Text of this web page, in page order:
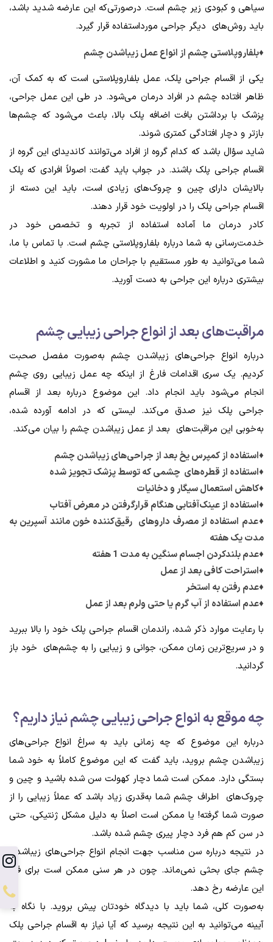
سیاهی و کبودی زیر چشم است. درصورتی‌که این عارضه شدید باشد،
باید روش‌های دیگر جراحی مورداستفاده قرار گیرد.
♦بلفاروپلاستی چشم از انواع عمل زیباشدن چشم
یکی از اقسام جراحی پلک، عمل بلفاروپلاستی است که به کمک آن،
ظاهر افتاده چشم در افراد درمان می‌شود. در طی این عمل جراحی،
پزشک با برداشتن بافت اضافه پلک بالا، باعث می‌شود که چشم‌ها
بازتر و دچار افتادگی کمتری شوند.
شاید سؤال باشد که کدام گروه از افراد می‌توانند کاندیدای این گروه از
اقسام جراحی پلک باشند. در جواب باید گفت: اصولاً افرادی که پلک
بالایشان دارای چین و چروک‌های زیادی است، باید این دسته از
اقسام جراحی پلک را در اولویت خود قرار دهند.
کادر درمان ما آماده استفاده از تجربه و تخصص خود در
خدمت‌رسانی به شما درباره بلفاروپلاستی چشم است. با تماس با ما،
شما می‌توانید به طور مستقیم با جراحان ما مشورت کنید و اطلاعات
بیشتری درباره این جراحی به دست آورید.
مراقبت‌های بعد از انواع جراحی زیبایی چشم
درباره انواع جراحی‌های زیباشدن چشم به‌صورت مفصل صحبت
کردیم. یک سری اقدامات فارغ از اینکه چه عمل زیبایی روی چشم
انجام می‌شود باید انجام داد. این موضوع درباره بعد از اقسام
جراحی پلک نیز صدق می‌کند. لیستی که در ادامه آورده شده،
به‌خوبی این مراقبت‌های بعد از عمل زیباشدن چشم را بیان می‌کند.
♦استفاده از کمپرس یخ بعد از جراحی‌های زیباشدن چشم
♦استفاده از قطره‌های چشمی که توسط پزشک تجویز شده
♦کاهش استعمال سیگار و دخانیات
♦استفاده از عینک‌آفتابی هنگام قرارگرفتن در معرض آفتاب
♦عدم استفاده از مصرف دارو‌های رقیق‌کننده خون مانند آسپرین به
مدت یک هفته
♦عدم بلندکردن اجسام سنگین به مدت 1 هفته
♦استراحت کافی بعد از عمل
♦عدم رفتن به استخر
♦عدم استفاده از آب گرم یا حتی ولرم بعد از عمل
با رعایت موارد ذکر شده، راندمان اقسام جراحی پلک خود را بالا ببرید
و در سریع‌ترین زمان ممکن، جوانی و زیبایی را به چشم‌های خود باز
گردانید.
چه موقع به انواع جراحی زیبایی چشم نیاز داریم؟
درباره این موضوع که چه زمانی باید به سراغ انواع جراحی‌های
زیباشدن چشم بروید، باید گفت که این موضوع کاملاً به خود شما
بستگی دارد. ممکن است شما دچار کهولت سن شده باشید و چین و
چروک‌های اطراف چشم شما به‌قدری زیاد باشد که عملاً زیبایی را از
صورت شما گرفته! یا ممکن است اصلاً به دلیل مشکل ژنتیکی، حتی
در سن کم هم فرد دچار پیری چشم شده باشد.
در نتیجه درباره سن مناسب جهت انجام انواع جراحی‌های زیباشدن
چشم جای بحثی نمی‌ماند. چون در هر سنی ممکن است برای فرد
این عارضه رخ دهد.
به‌صورت کلی، شما باید با دیدگاه خودتان پیش بروید. با نگاه به
آیینه می‌توانید به این نتیجه برسید که آیا نیاز به اقسام جراحی پلک